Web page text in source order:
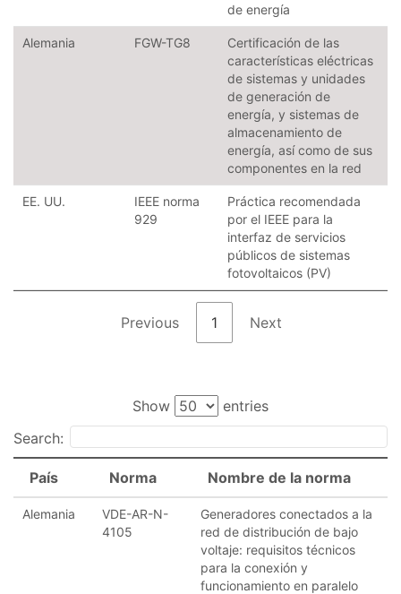
de energía
Alemania FGW-TG8
Certificación de las
características eléctricas
de sistemas y unidades
de generación de
energía, y sistemas de
almacenamiento de
energía, así como de sus
componentes en la red
EE. UU.
IEEE norma
929
Práctica recomendada
por el IEEE para la
interfaz de servicios
públicos de sistemas
fotovoltaicos (PV)
Previous 1 Next
Show
entries
Search:
País Norma Nombre de la norma
Alemania
VDE-AR-N-
4105
Generadores conectados a la
red de distribución de bajo
voltaje: requisitos técnicos
para la conexión y
funcionamiento en paralelo